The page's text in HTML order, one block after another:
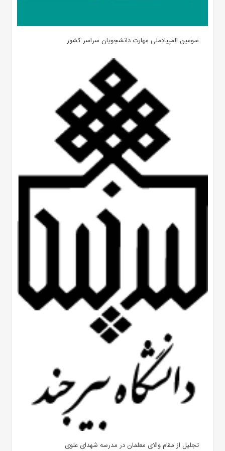
سومین المپیادملی مهارت دانشجویان سراسر کشور
تجلیل از مقام والای معلمان در مدرسه شهدای علوی